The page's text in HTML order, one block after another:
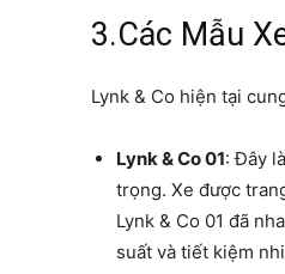
3.Các Mẫu
Lynk & Co hiện tại
Lynk & Co 01: Đây
trọng. Xe được
Lynk & Co 01 đã
suất và tiết kiệm